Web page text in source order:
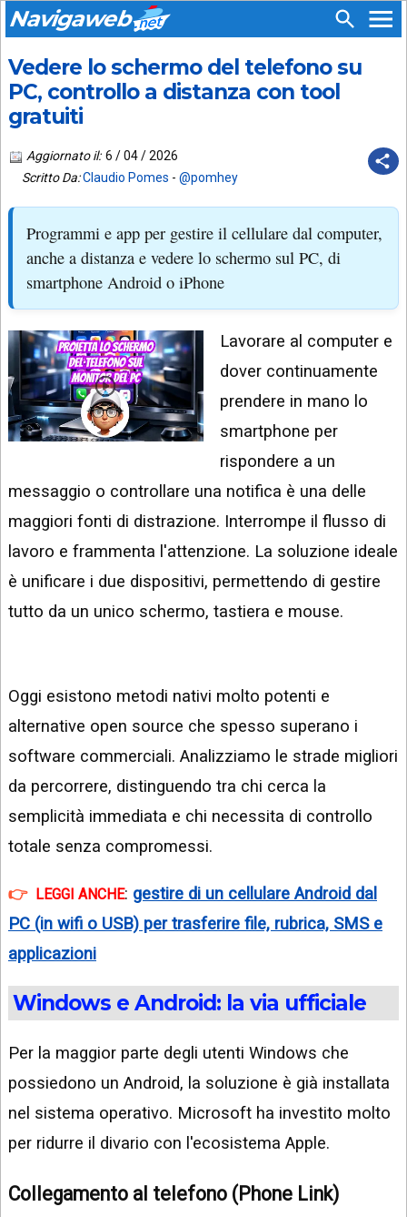
Navigaweb
HOME
CHI
SIAMO
CHIEDI
SUPPORTO
PIÙ
LETTI
POST
ARCHIVIO
VIDEO
IPHONE
ANDROID
AI
APPS
WINDOWS
STRUMENTI
WEB
SEGUICI
SU:
APP
EMAIL
TIKTOK
FACEBOOK
YOUTUBE
X
INSTAGRAM
LINKEDIN
Vedere lo schermo del telefono su
PC, controllo a distanza con tool
gratuiti
Aggiornato il: 6 / 04 / 2026
Scritto Da:Claudio Pomes - @pomhey
Programmi e app per gestire il cellulare dal computer,
anche a distanza e vedere lo schermo sul PC, di
smartphone Android o iPhone
Lavorare al computer e
dover continuamente
prendere in mano lo
smartphone per
rispondere a un
messaggio o controllare una notifica è una delle
maggiori fonti di distrazione. Interrompe il flusso di
lavoro e frammenta l'attenzione. La soluzione ideale
è unificare i due dispositivi, permettendo di gestire
tutto da un unico schermo, tastiera e mouse.
Oggi esistono metodi nativi molto potenti e
alternative open source che spesso superano i
software commerciali. Analizziamo le strade migliori
da percorrere, distinguendo tra chi cerca la
semplicità immediata e chi necessita di controllo
totale senza compromessi.
LEGGI ANCHE: gestire di un cellulare Android dal
PC (in wifi o USB) per trasferire file, rubrica, SMS e
applicazioni
Windows e Android: la via ufficiale
Per la maggior parte degli utenti Windows che
possiedono un Android, la soluzione è già installata
nel sistema operativo. Microsoft ha investito molto
per ridurre il divario con l'ecosistema Apple.
Collegamento al telefono (Phone Link)